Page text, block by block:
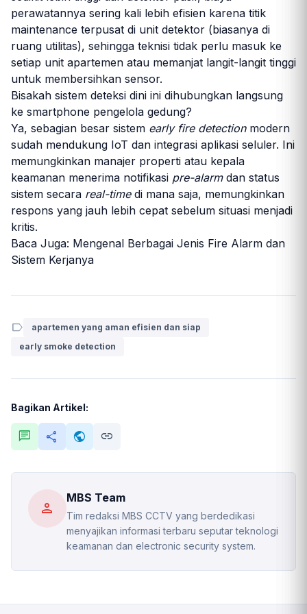
perawatannya sering kali lebih efisien karena titik
maintenance terpusat di unit detektor (biasanya di
ruang utilitas), sehingga teknisi tidak perlu masuk ke
setiap unit apartemen atau memanjat langit-langit tinggi
untuk membersihkan sensor.
Bisakah sistem deteksi dini ini dihubungkan langsung
ke smartphone pengelola gedung?
Ya, sebagian besar sistem early fire detectionmodern
sudah mendukung IoT dan integrasi aplikasi seluler. Ini
memungkinkan manajer properti atau kepala
keamanan menerima notifikasi pre-alarmdan status
sistem secara real-timedi mana saja, memungkinkan
respons yang jauh lebih cepat sebelum situasi menjadi
kritis.
Baca Juga: Mengenal Berbagai Jenis Fire Alarm dan
Sistem Kerjanya
label
apartemen yang aman efisien dan siap
early smoke detection
Bagikan Artikel:
chat share public link
person
MBS Team
Tim redaksi MBS CCTV yang berdedikasi
menyajikan informasi terbaru seputar teknologi
keamanan dan electronic security system.